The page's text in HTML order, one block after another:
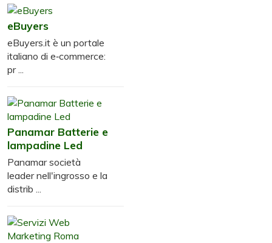
eBuyers
eBuyers.it è un portale
italiano di e‑commerce:
pr ...
Panamar Batterie e
lampadine Led
Panamar società
leader nell'ingrosso e la
distrib ...